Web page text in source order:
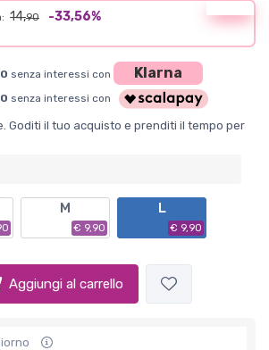
14,90 -33,56%
senza interessi con Klarna
senza interessi con
Goditi il tuo acquisto e prenditi il tempo per
M
€ 9,90
L
€ 9,90
Aggiungi al carrello